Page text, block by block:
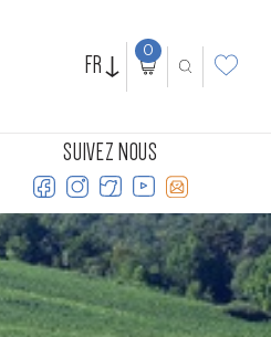
FR 0
SUIVEZ NOUS